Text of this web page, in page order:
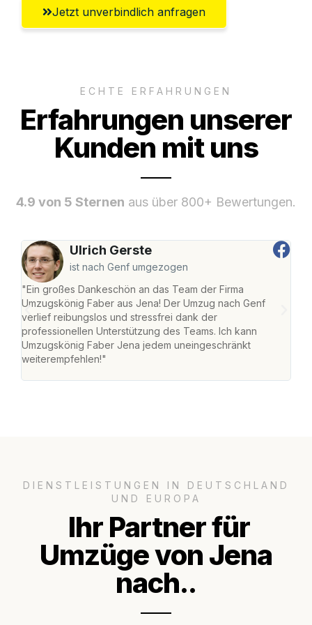
Jetzt unverbindlich anfragen
ECHTE ERFAHRUNGEN
Erfahrungen unserer
Kunden mit uns
4.9 von 5 Sternen aus über 800+ Bewertungen.
Ulrich Gerste
ist nach Genf umgezogen
"Ein großes Dankeschön an das Team der Firma
Umzugskönig Faber aus Jena! Der Umzug nach Genf
verlief reibungslos und stressfrei dank der
professionellen Unterstützung des Teams. Ich kann
Umzugskönig Faber Jena jedem uneingeschränkt
weiterempfehlen!"
DIENSTLEISTUNGEN IN DEUTSCHLAND
UND EUROPA
Ihr Partner für
Umzüge von Jena
nach..